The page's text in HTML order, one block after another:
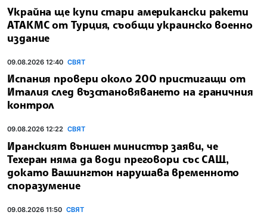
Украйна ще купи стари американски ракети
АТАКМС от Турция, съобщи украинско военно
издание
09.08.2026 12:40 СВЯТ
Испания провери около 200 пристигащи от
Италия след възстановяването на граничния
контрол
09.08.2026 12:22 СВЯТ
Иранският външен министър заяви, че
Техеран няма да води преговори със САЩ,
докато Вашингтон нарушава временното
споразумение
09.08.2026 11:50 СВЯТ